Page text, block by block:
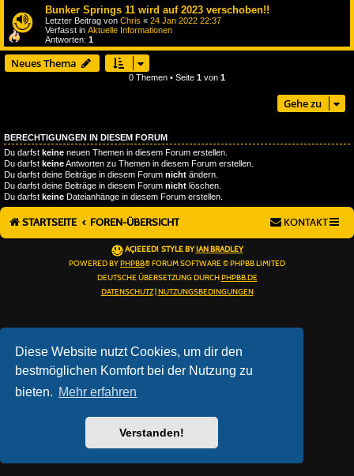
Diese Website nutzt Cookies, um dir den
bestmöglichen Komfort bei der Nutzung zu
bieten. Mehr erfahren
Verstanden!
Bunker Springs 11 wird auf 2023 verschoben!!
Letzter Beitrag von Chris « 24 Jan 2022 22:37
Verfasst in Aktuelle Informationen
Antworten: 1
Neues Thema
0 Themen • Seite 1 von 1
Gehe zu
BERECHTIGUNGEN IN DIESEM FORUM
Du darfst keine neuen Themen in diesem Forum erstellen.
Du darfst keineAntworten zu Themen in diesem Forum erstellen.
Du darfst deine Beiträge in diesem Forum nicht ändern.
Du darfst deine Beiträge in diesem Forum nicht löschen.
Du darfst keine Dateianhänge in diesem Forum erstellen.
STARTSEITE FOREN-ÜBERSICHT KONTAKT
AÇIEEED! STYLE BY IAN BRADLEY
POWERED BY PHPBB® FORUM SOFTWARE © PHPBB LIMITED
DEUTSCHE ÜBERSETZUNG DURCH PHPBB.DE
DATENSCHUTZ| NUTZUNGSBEDINGUNGEN